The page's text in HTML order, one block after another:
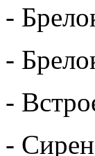
-
-
-
-